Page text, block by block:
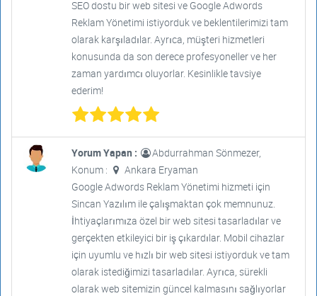
SEO dostu bir web sitesi ve Google Adwords
Reklam Yönetimi istiyorduk ve beklentilerimizi tam
olarak karşıladılar. Ayrıca, müşteri hizmetleri
konusunda da son derece profesyoneller ve her
zaman yardımcı oluyorlar. Kesinlikle tavsiye
ederim!
Yorum Yapan :
Abdurrahman Sönmezer,
Konum :
Ankara Eryaman
Google Adwords Reklam Yönetimi hizmeti için
Sincan Yazılım ile çalışmaktan çok memnunuz.
İhtiyaçlarımıza özel bir web sitesi tasarladılar ve
gerçekten etkileyici bir iş çıkardılar. Mobil cihazlar
için uyumlu ve hızlı bir web sitesi istiyorduk ve tam
olarak istediğimizi tasarladılar. Ayrıca, sürekli
olarak web sitemizin güncel kalmasını sağlıyorlar